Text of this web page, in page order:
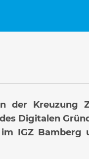
der Kreuzung
Digitalen
IGZ Bamberg